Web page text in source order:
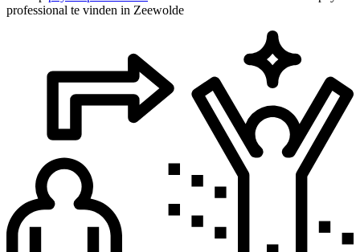
professional te vinden in Zeewolde